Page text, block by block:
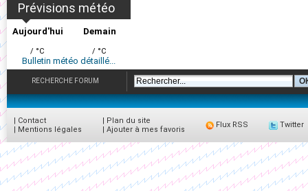
Prévisions météo
Aujourd'hui
/ °C
Demain
/ °C
Bulletin météo détaillé...
RECHERCHE FORUM
| Contact
| Mentions légales
| Plan du site
| Ajouter à mes favoris
Flux RSS Twitter